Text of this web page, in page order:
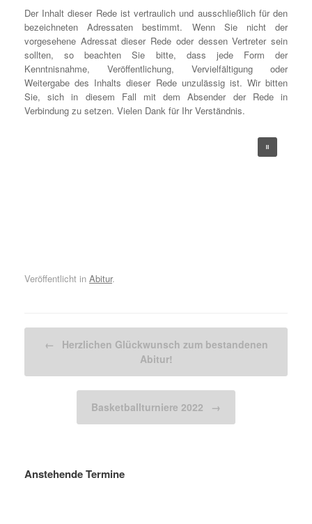
Der Inhalt dieser Rede ist vertraulich und ausschließlich für den
bezeichneten Adressaten bestimmt. Wenn Sie nicht der
vorgesehene Adressat dieser Rede oder dessen Vertreter sein
sollten, so beachten Sie bitte, dass jede Form der
Kenntnisnahme, Veröffentlichung, Vervielfältigung oder
Weitergabe des Inhalts dieser Rede unzulässig ist. Wir bitten
Sie, sich in diesem Fall mit dem Absender der Rede in
Verbindung zu setzen. Vielen Dank für Ihr Verständnis.
Veröffentlicht in Abitur.
←
Herzlichen Glückwunsch zum bestandenen
Abitur!
Basketballturniere 2022 →
Anstehende Termine